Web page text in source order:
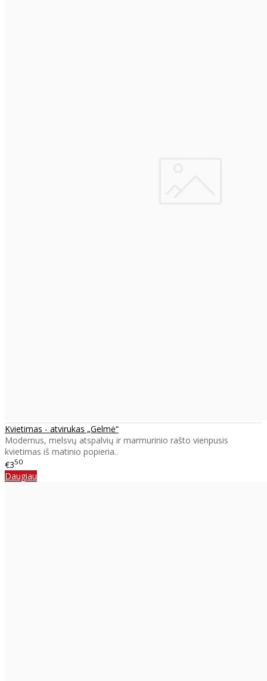
Kvietimas - atvirukas „Gelmė“
Modernus, melsvų atspalvių ir marmurinio rašto vienpusis
kvietimas iš matinio popieria..
€350
Daugiau